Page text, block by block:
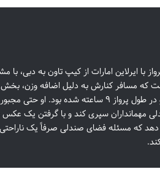
با ایرلاین امارات از کیپ تاون به دبی، با
که مسافر کنارش به دلیل اضافه وزن، بخش
صندلی او را اشغال کرده و باعث ناراحتی شدید او در طول پرواز ۹ ساعته
مهمانداران سپری کند و با گرفتن یک
دهد که مسئله فضای صندلی صرفاً یک